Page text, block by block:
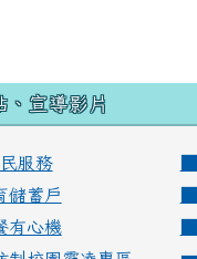
、宣導影片
服務
儲蓄戶
有心機